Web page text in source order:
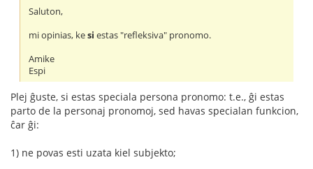
Saluton,
mi opinias, kesi estas "refleksiva" pronomo.
Amike
Espi
Plej ĝuste, si estas speciala persona pronomo: t.e., ĝi estas
parto de la personaj pronomoj, sed havas specialan funkcion,
ĉar ĝi:
1) ne povas esti uzata kiel subjekto;